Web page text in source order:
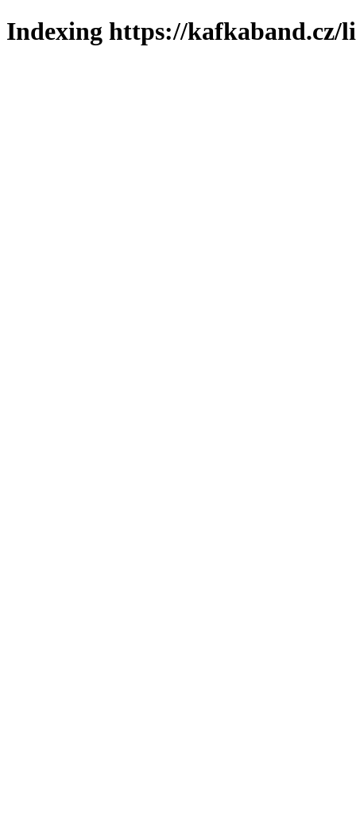
Indexing https://kafkaband.cz/